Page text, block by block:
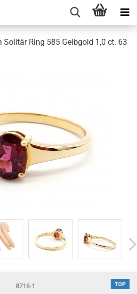
Solitär Ring 585 Gelbgold 1,0 ct. 63
TOP
8718-1